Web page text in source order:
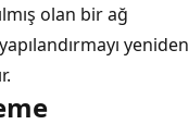
olan bir ağ
yeniden